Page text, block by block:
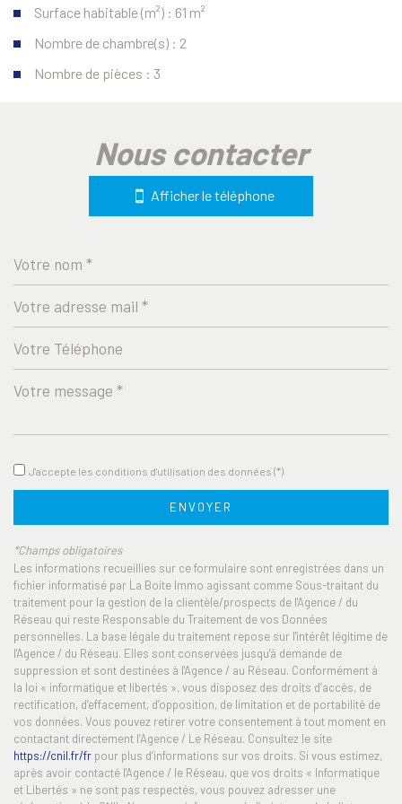
Surface habitable (m²) : 61 m²
Nombre de chambre(s) : 2
Nombre de pièces : 3
École primaire
Bibliothèque
statistiques
Nombre d'habitants
12 154
Propriétaires (vs. locataires)
72,35 %
Taxe habitation
Taxe foncière
24,16 %
Habitants de moins de 25 ans
23,64 %
Habitants de 25 à 55 ans
35,96 %
Habitants de plus de 55 ans
40,40 %
Nombre d'enfants par famille
0,68
Familles sans enfant
55,60 %
nous contacter
Afficher le téléphone
J'accepte les conditions d'utilisation des données (*)
ENVOYER
*Champs obligatoires
Les informations recueillies sur ce formulaire sont enregistrées dans un
fichier informatisé par La Boite Immo agissant comme Sous-traitant du
traitement pour la gestion de la clientèle/prospects de l'Agence / du
Réseau qui reste Responsable du Traitement de vos Données
personnelles. La base légale du traitement repose sur l'intérêt légitime de
l'Agence / du Réseau. Elles sont conservées jusqu'à demande de
suppression et sont destinées à l'Agence / au Réseau. Conformément à
la loi « informatique et libertés », vous disposez des droits d’accès, de
rectification, d’effacement, d’opposition, de limitation et de portabilité de
vos données. Vous pouvez retirer votre consentement à tout moment en
contactant directement l’Agence / Le Réseau. Consultez le site
https://cnil.fr/fr pour plus d’informations sur vos droits. Si vous estimez,
après avoir contacté l'Agence / le Réseau, que vos droits « Informatique
et Libertés » ne sont pas respectés, vous pouvez adresser une